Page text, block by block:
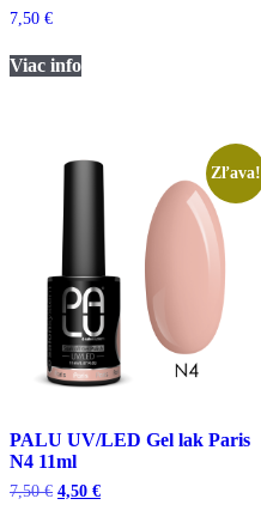
7,50 €
Viac info
Zľava!
PALU UV/LED Gel lak Paris
N4 11ml
7,50€ Pôvodná
4,50 €Aktuálna